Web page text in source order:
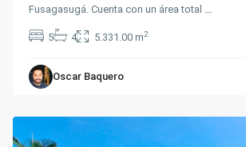
Fusagasugá. Cuenta con un área total ...
5 4 5.331.00 m2
Oscar Baquero
Chinauta